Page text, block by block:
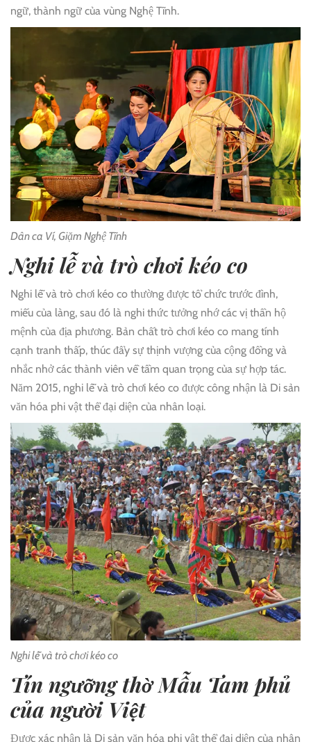
ngữ, thành ngữ của vùng Nghệ Tĩnh.
Dân ca Ví, Giặm Nghệ Tĩnh
Nghi lễ và trò chơi kéo co
Nghi lễ và trò chơi kéo co thường được tổ chức trước đình,
miếu của làng, sau đó là nghi thức tưởng nhớ các vị thần hộ
mệnh của địa phương. Bản chất trò chơi kéo co mang tính
cạnh tranh thấp, thúc đẩy sự thịnh vượng của cộng đồng và
nhắc nhở các thành viên về tầm quan trọng của sự hợp tác.
Năm 2015, nghi lễ và trò chơi kéo co được công nhận là Di sản
văn hóa phi vật thể đại diện của nhân loại.
Nghi lễ và trò chơi kéo co
Tín ngưỡng thờ Mẫu Tam phủ
của người Việt
Được xác nhận là Di sản văn hóa phi vật thể đại diện của nhân